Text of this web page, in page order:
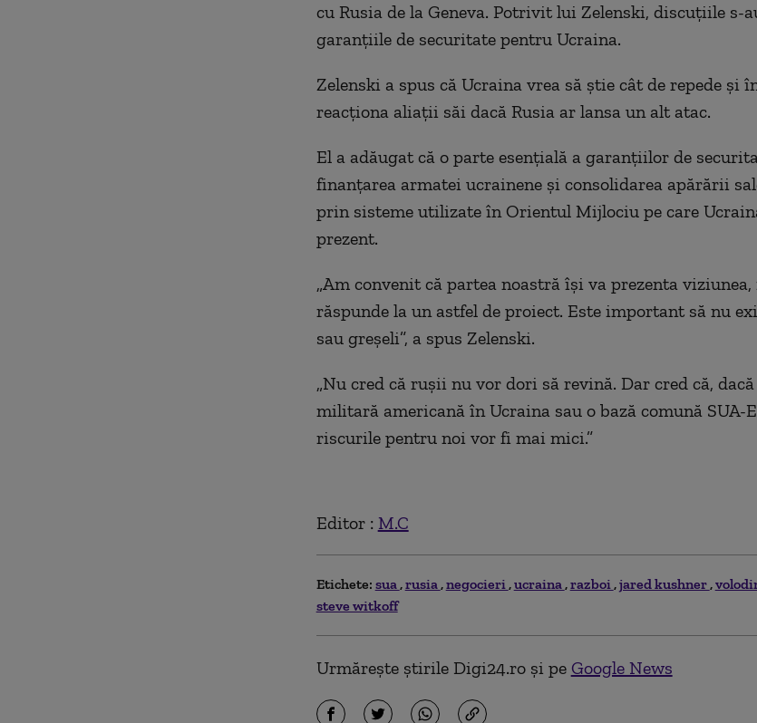
cu Rusia de la Geneva. Potrivit lui Zelenski, discuțiile s-
garanțiile de securitate pentru Ucraina.
Zelenski a spus că Ucraina vrea să știe cât de repede și
reacționa aliații săi dacă Rusia ar lansa un alt atac.
El a adăugat că o parte esențială a garanțiilor de
finanțarea armatei ucrainene și consolidarea apărării
prin sisteme utilizate în Orientul Mijlociu pe care
prezent.
„Am convenit că partea noastră își va prezenta
răspunde la un astfel de proiect. Este important să nu
sau greșeli”, a spus Zelenski.
„Nu cred că rușii nu vor dori să revină. Dar cred că,
militară americană în Ucraina sau o bază comună SUA-
riscurile pentru noi vor fi mai mici.”
Editor : M.C
Etichete: sua rusia negocieri ucraina razboi jared kushner
steve witkoff
Urmărește știrile Digi24.ro și pe Google News